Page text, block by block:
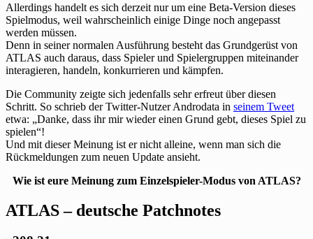
Allerdings handelt es sich derzeit nur um eine Beta-Version dieses
Spielmodus, weil wahrscheinlich einige Dinge noch angepasst
werden müssen.
Denn in seiner normalen Ausführung besteht das Grundgerüst von
ATLAS auch daraus, dass Spieler und Spielergruppen miteinander
interagieren, handeln, konkurrieren und kämpfen.
Die Community zeigte sich jedenfalls sehr erfreut über diesen
Schritt. So schrieb der Twitter-Nutzer Androdata in seinem Tweet
etwa: „Danke, dass ihr mir wieder einen Grund gebt, dieses Spiel zu
spielen“!
Und mit dieser Meinung ist er nicht alleine, wenn man sich die
Rückmeldungen zum neuen Update ansieht.
Wie ist eure Meinung zum Einzelspieler-Modus von ATLAS?
ATLAS – deutsche Patchnotes